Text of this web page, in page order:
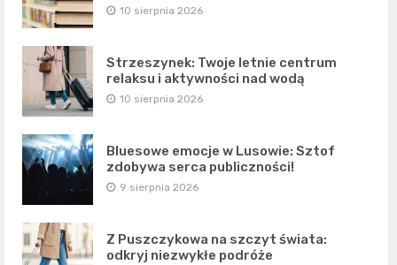
10 sierpnia 2026
Strzeszynek: Twoje letnie centrum
relaksu i aktywności nad wodą
10 sierpnia 2026
Bluesowe emocje w Lusowie: Sztof
zdobywa serca publiczności!
9 sierpnia 2026
Z Puszczykowa na szczyt świata:
odkryj niezwykłe podróże